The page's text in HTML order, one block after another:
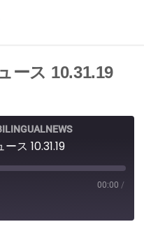
ース 10.31.19
ス 10.31.19
00:00 /